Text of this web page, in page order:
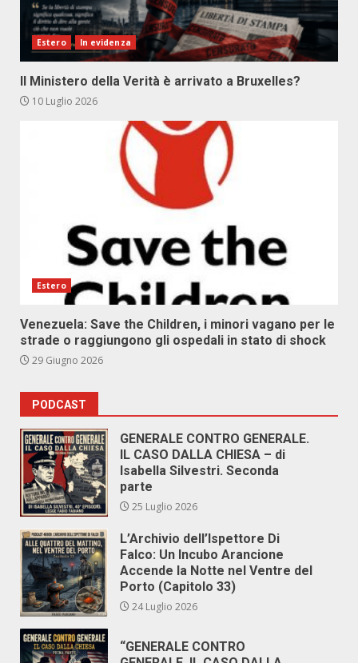
Estero In evidenza
Il Ministero della Verità è arrivato a Bruxelles?
10 Luglio 2026
Estero
Venezuela: Save the Children, i minori vagano per le
strade o raggiungono gli ospedali in stato di shock
29 Giugno 2026
PODCAST
GENERALE CONTRO GENERALE.
IL CASO DALLA CHIESA – di
Isabella Silvestri. Seconda
parte
25 Luglio 2026
L’Archivio dell’Ispettore Di
Falco: Un Incubo Arancione
Accende la Notte nel Ventre del
Porto (Capitolo 33)
24 Luglio 2026
“GENERALE CONTRO